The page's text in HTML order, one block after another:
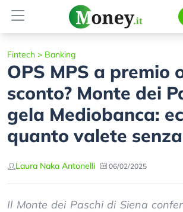
Fintech > Banking
OPS MPS a premio
sconto? Monte dei
gela Mediobanca:
quanto valete
Laura Naka Antonelli 06/02/2025
Il Monte dei Paschi di Siena